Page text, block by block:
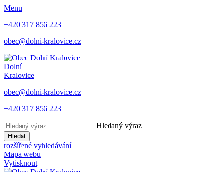
Menu
+420 317 856 223
obec@dolni-kralovice.cz
Dolní
Kralovice
obec@dolni-kralovice.cz
+420 317 856 223
Hledaný výraz
Hledat
rozšířené vyhledávání
Mapa webu
Vytisknout